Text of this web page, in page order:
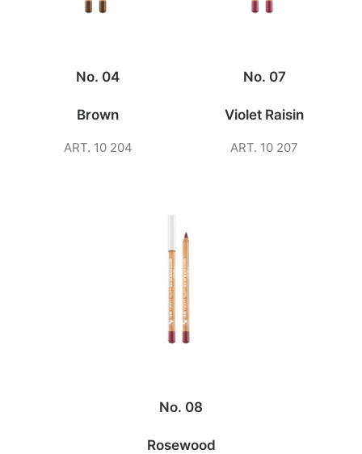
No. 04
Brown
ART. 10 204
No. 07
Violet Raisin
ART. 10 207
No. 08
Rosewood